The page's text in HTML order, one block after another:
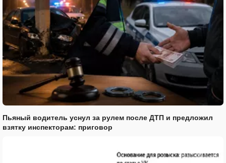
Пьяный водитель уснул за рулем после ДТП и предложил
взятку инспекторам: приговор